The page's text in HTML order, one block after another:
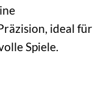
ideal für
Spiele.